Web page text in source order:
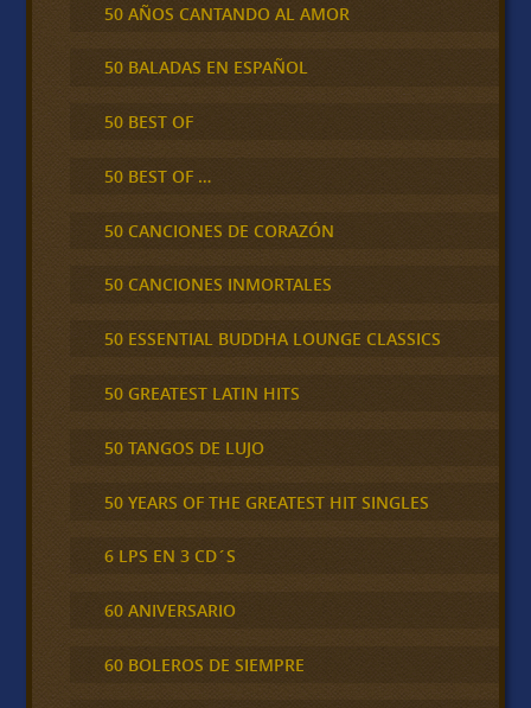
50 AÑOS CANTANDO AL AMOR
50 BALADAS EN ESPAÑOL
50 BEST OF
50 BEST OF …
50 CANCIONES DE CORAZÓN
50 CANCIONES INMORTALES
50 ESSENTIAL BUDDHA LOUNGE CLASSICS
50 GREATEST LATIN HITS
50 TANGOS DE LUJO
50 YEARS OF THE GREATEST HIT SINGLES
6 LPS EN 3 CD´S
60 ANIVERSARIO
60 BOLEROS DE SIEMPRE